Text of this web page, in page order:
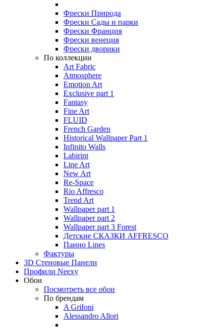
Фрески Природа
Фрески Сады и парки
Фрески Франция
Фрески венеция
Фрески дворики
По коллекции
Art Fabric
Atmosphere
Emotion Art
Exclusive part 1
Fantasy
Fine Art
FLUID
French Garden
Historical Wallpaper Part 1
Infinito Walls
Labirint
Line Art
New Art
Re-Space
Rio Affresco
Trend Art
Wallpaper part 1
Wallpaper part 2
Wallpaper part 3 Forest
Детские СКАЗКИ AFFRESCO
Панно Lines
Фактуры
3D Стеновые Панели
Профили Neexy
Обои
Посмотреть все обои
По брендам
A Grifoni
Alessandro Allori